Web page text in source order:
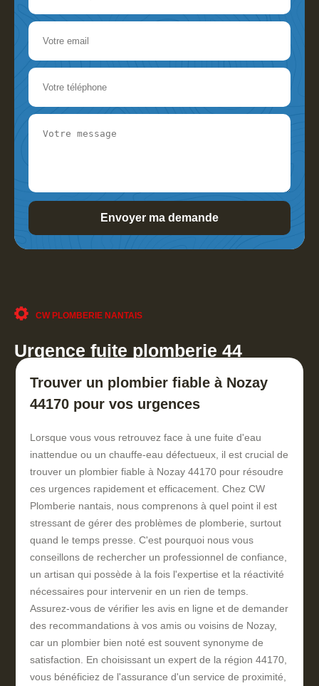
CW PLOMBERIE NANTAIS
Urgence fuite plomberie 44
Trouver un plombier fiable à Nozay
44170 pour vos urgences
Lorsque vous vous retrouvez face à une fuite d'eau
inattendue ou un chauffe-eau défectueux, il est crucial de
trouver un plombier fiable à Nozay 44170 pour résoudre
ces urgences rapidement et efficacement. Chez CW
Plomberie nantais, nous comprenons à quel point il est
stressant de gérer des problèmes de plomberie, surtout
quand le temps presse. C'est pourquoi nous vous
conseillons de rechercher un professionnel de confiance,
un artisan qui possède à la fois l'expertise et la réactivité
nécessaires pour intervenir en un rien de temps.
Assurez-vous de vérifier les avis en ligne et de demander
des recommandations à vos amis ou voisins de Nozay,
car un plombier bien noté est souvent synonyme de
satisfaction. En choisissant un expert de la région 44170,
vous bénéficiez de l'assurance d'un service de proximité,